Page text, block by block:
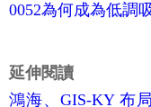
0052為何成為低調
延伸閱讀
鴻海、GIS-KY 布